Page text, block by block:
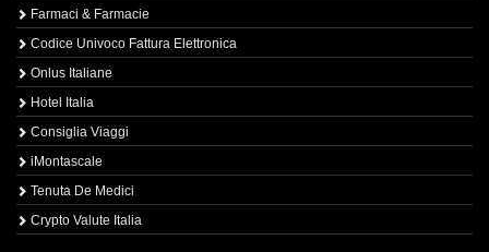
Farmaci & Farmacie
Codice Univoco Fattura Elettronica
Onlus Italiane
Hotel Italia
Consiglia Viaggi
iMontascale
Tenuta De Medici
Crypto Valute Italia